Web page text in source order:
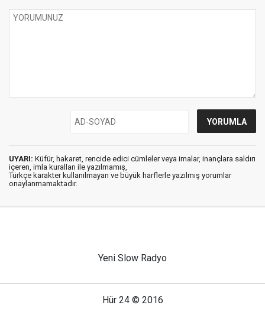
UYARI: Küfür, hakaret, rencide edici cümleler veya imalar, inançlara saldırı
içeren, imla kuralları ile yazılmamış,
Türkçe karakter kullanılmayan ve büyük harflerle yazılmış yorumlar
onaylanmamaktadır.
Yeni Slow Radyo
Hür 24 © 2016